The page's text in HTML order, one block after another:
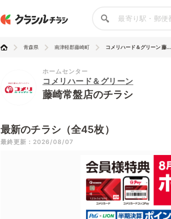
青森県 南津軽郡藤崎町 コメリハード＆グリーン 藤...
ホームセンター
コメリハード＆グリーン
藤崎常盤店のチラシ
最新のチラシ（全45枚）
最終更新：2026/08/07